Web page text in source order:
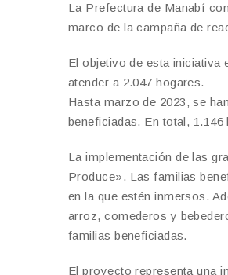
La Prefectura de Manabí
marco de la campaña de
El objetivo de esta iniciativa
atender a 2.047 hogares.
Hasta marzo de 2023, se
beneficiadas. En total,
La implementación de las
Produce». Las familias
en la que estén inmersos.
arroz, comederos y
familias beneficiadas.
El proyecto representa una